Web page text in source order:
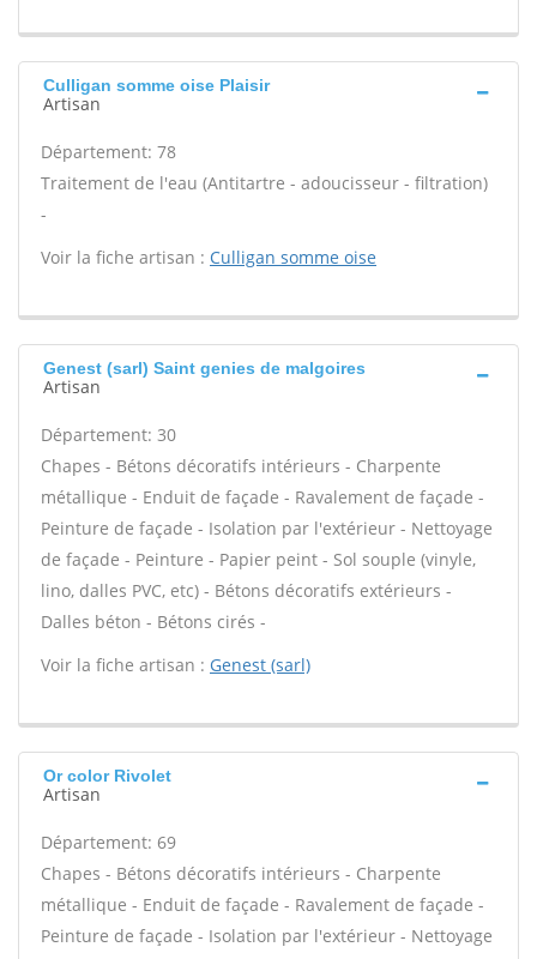
Culligan somme oise Plaisir
Artisan
Département: 78
Traitement de l'eau (Antitartre - adoucisseur - filtration)
-
Voir la fiche artisan : Culligan somme oise
Genest (sarl) Saint genies de malgoires
Artisan
Département: 30
Chapes - Bétons décoratifs intérieurs - Charpente
métallique - Enduit de façade - Ravalement de façade -
Peinture de façade - Isolation par l'extérieur - Nettoyage
de façade - Peinture - Papier peint - Sol souple (vinyle,
lino, dalles PVC, etc) - Bétons décoratifs extérieurs -
Dalles béton - Bétons cirés -
Voir la fiche artisan : Genest (sarl)
Or color Rivolet
Artisan
Département: 69
Chapes - Bétons décoratifs intérieurs - Charpente
métallique - Enduit de façade - Ravalement de façade -
Peinture de façade - Isolation par l'extérieur - Nettoyage